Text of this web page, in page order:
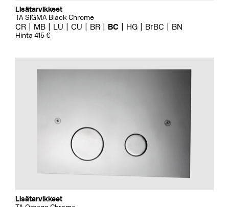
Lisätarvikkeet
TA SIGMA Black Chrome
CR MB LU CU BR BC HG BrBC BN
Hinta 415 €
Lisätarvikkeet